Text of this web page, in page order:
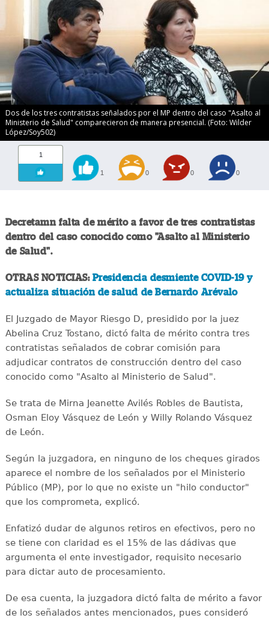
Dos de los tres contratistas señalados por el MP dentro del caso "Asalto al
Ministerio de Salud" comparecieron de manera presencial. (Foto: Wilder
López/Soy502)
1
1 0 0 0
Decretamn falta de mérito a favor de tres contratistas
dentro del caso conocido como "Asalto al Ministerio
de Salud".
OTRAS NOTICIAS: Presidencia desmiente COVID-19 y
actualiza situación de salud de Bernardo Arévalo
El Juzgado de Mayor Riesgo D, presidido por la juez
Abelina Cruz Tostano, dictó falta de mérito contra tres
contratistas señalados de cobrar comisión para
adjudicar contratos de construcción dentro del caso
conocido como "Asalto al Ministerio de Salud".
Se trata de Mirna Jeanette Avilés Robles de Bautista,
Osman Eloy Vásquez de León y Willy Rolando Vásquez
de León.
Según la juzgadora, en ninguno de los cheques girados
aparece el nombre de los señalados por el Ministerio
Público (MP), por lo que no existe un "hilo conductor"
que los comprometa, explicó.
Enfatizó dudar de algunos retiros en efectivos, pero no
se tiene con claridad es el 15% de las dádivas que
argumenta el ente investigador, requisito necesario
para dictar auto de procesamiento.
De esa cuenta, la juzgadora dictó falta de mérito a favor
de los señalados antes mencionados, pues consideró